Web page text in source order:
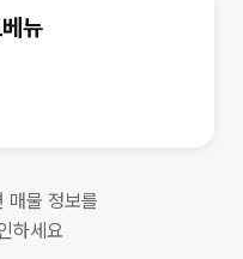
뉴
매물 정보를
하세요